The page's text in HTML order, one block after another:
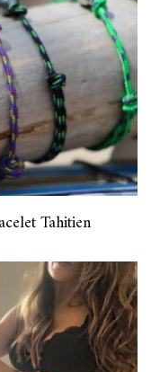
Tahitien